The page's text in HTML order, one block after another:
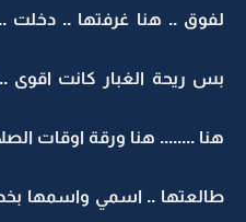
لفوق .. هنا غرفتها .. دخلت
بس ريحة الغبار كانت اقوى
هنا ........ هنا ورقة اوقات
طالعتها .. اسمي واسمها